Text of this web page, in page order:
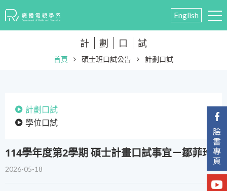
English
計 劃 口 試
首頁 碩士班口試公告 計劃口試
計劃口試
學位口試
114學年度第2學期 碩士計畫口試事宜－鄒菲玲
2026-05-18